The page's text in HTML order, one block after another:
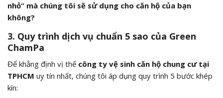
nhỏ” mà chúng tôi sẽ sử dụng cho căn hộ của bạn
không?
3. Quy trình dịch vụ chuẩn 5 sao của Green
ChamPa
Để khẳng định vị thế công ty vệ sinh căn hộ chung cư tại
TPHCM uy tín nhất, chúng tôi áp dụng quy trình 5 bước khép
kín: